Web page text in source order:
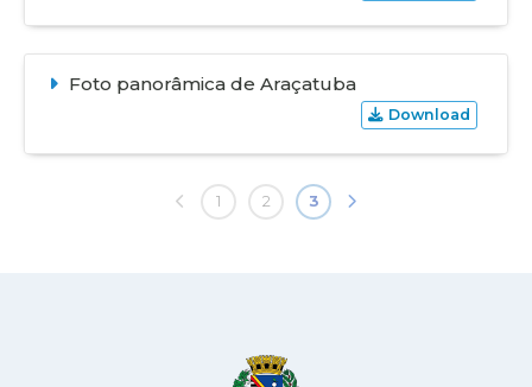
Foto panorâmica de Araçatuba
Download
1 2 3